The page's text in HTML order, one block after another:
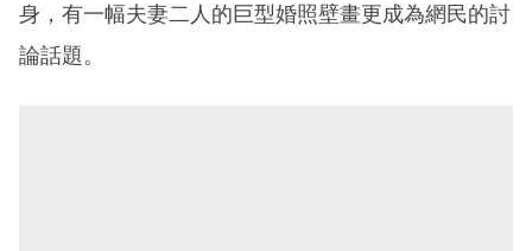
身，有一幅夫妻二人的巨型婚照壁畫更成為網民的討
論話題。